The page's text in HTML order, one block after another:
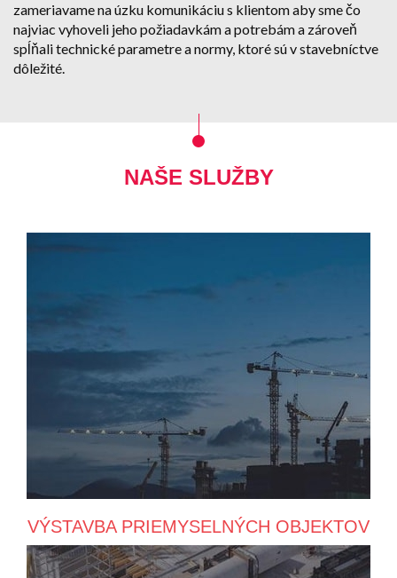
zameriavame na úzku komunikáciu s klientom aby sme čo
najviac vyhoveli jeho požiadavkám a potrebám a zároveň
spĺňali technické parametre a normy, ktoré sú v stavebníctve
dôležité.
NAŠE SLUŽBY
VÝSTAVBA PRIEMYSELNÝCH OBJEKTOV